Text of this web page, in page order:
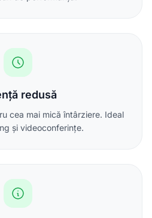
redusă
cea mai mică întârziere. Ideal
și videoconferințe.